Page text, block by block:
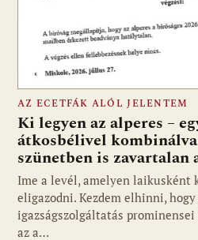
AZ ECETFÁK ALÓL JELENTEM
Ki legyen az alperes –
átkosbélivel
szünetben is zavartalan
Ime a levél, amelyen laikusként
eligazodni. Kezdem elhinni,
igazságszolgáltatás
az a…